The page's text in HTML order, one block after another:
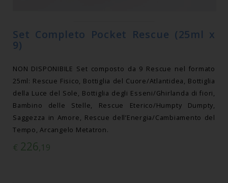
Set Completo Pocket Rescue (25ml x
9)
NON DISPONIBILE Set composto da 9 Rescue nel formato
25ml: Rescue Fisico, Bottiglia del Cuore/Atlantidea, Bottiglia
della Luce del Sole, Bottiglia degli Esseni/Ghirlanda di fiori,
Bambino delle Stelle, Rescue Eterico/Humpty Dumpty,
Saggezza in Amore, Rescue dell’Energia/Cambiamento del
Tempo, Arcangelo Metatron.
€ 226,19